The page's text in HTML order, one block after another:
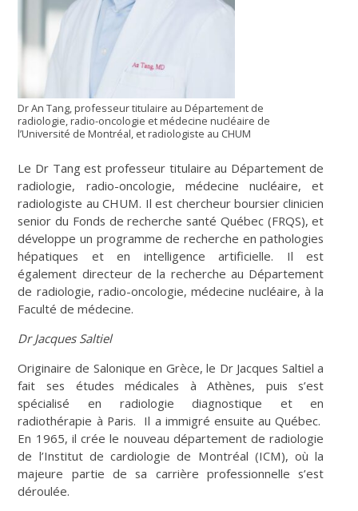
Dr An Tang, professeur titulaire au Département de
radiologie, radio-oncologie et médecine nucléaire de
l’Université de Montréal, et radiologiste au CHUM
Le Dr Tang est professeur titulaire au Département de
radiologie, radio-oncologie, médecine nucléaire, et
radiologiste au CHUM. Il est chercheur boursier clinicien
senior du Fonds de recherche santé Québec (FRQS), et
développe un programme de recherche en pathologies
hépatiques et en intelligence artificielle. Il est
également directeur de la recherche au Département
de radiologie, radio-oncologie, médecine nucléaire, à la
Faculté de médecine.
Dr Jacques Saltiel
Originaire de Salonique en Grèce, le Dr Jacques Saltiel a
fait ses études médicales à Athènes, puis s’est
spécialisé en radiologie diagnostique et en
radiothérapie à Paris. Il a immigré ensuite au Québec.
En 1965, il crée le nouveau département de radiologie
de l’Institut de cardiologie de Montréal (ICM), où la
majeure partie de sa carrière professionnelle s’est
déroulée.